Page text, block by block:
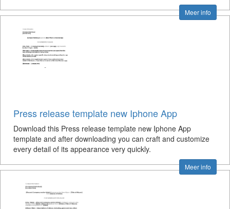
Meer info
Press release template new Iphone App
Download this Press release template new Iphone App
template and after downloading you can craft and customize
every detail of its appearance very quickly.
Meer info